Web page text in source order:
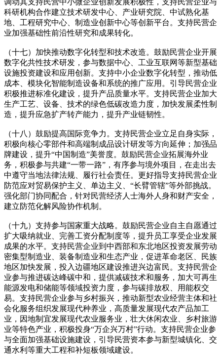
科研机构合作建立技术研发中心、产业研究院、中试熟化基
地、工程研究中心、制造业创新中心等创新平台。支持民营企
业加强基础性前沿性研究和成果转化。
（十七）加快推动数字化转型和技术改造。鼓励民营企业开展
数字化共性技术研发，参与数据中心、工业互联网等新型基础
设施投资建设和应用创新。支持中小企业数字化转型，推动低
成本、模块化智能制造设备和系统的推广应用。引导民营企业
积极推进标准化建设，提升产品质量水平。支持民营企业加大
生产工艺、设备、技术的绿色低碳改造力度，加快发展柔性制
造，提升应急扩产转产能力，提升产业链韧性。
（十八）鼓励提高国际竞争力。支持民营企业立足自身实际，
积极向核心零部件和高端制成品设计研发等方向延伸；加强品
牌建设，提升“中国制造”美誉度。鼓励民营企业拓展海外业
务，积极参与共建“一带一路”，有序参与境外项目，在走出去
中遵守当地法律法规、履行社会责任。更好指导支持民营企业
防范应对贸易保护主义、单边主义、“长臂管辖”等外部挑战。
强化部门协同配合，针对民营经济人士海外人身和财产安全，
建立防范化解风险协作机制。
（十九）支持参与国家重大战略。鼓励民营企业自主自愿通过
扩大吸纳就业、完善工资分配制度等，提升员工享受企业发展
成果的水平。支持民营企业到中西部和东北地区投资发展劳动
密集型制造业、装备制造业和生态产业，促进革命老区、民族
地区加快发展，投入边疆地区建设推进兴边富民。支持民营企
业参与推进碳达峰碳中和，提供减碳技术和服务，加大可再生
能源发电和储能等领域投资力度，参与碳排放权、用能权交
易。支持民营企业参与乡村振兴，推动新型农业经营主体和社
会化服务组织发展现代种养业，高质量发展现代农产品加工
业，因地制宜发展现代农业服务业，壮大休闲农业、乡村旅游
业等特色产业，积极投身“万企兴万村”行动。支持民营企业参
与全面加强基础设施建设，引导民营资本参与新型城镇化、交
通水利等重大工程和补短板领域建设。